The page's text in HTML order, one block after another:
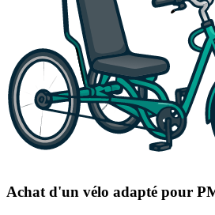
Achat d'un vélo adapté pour